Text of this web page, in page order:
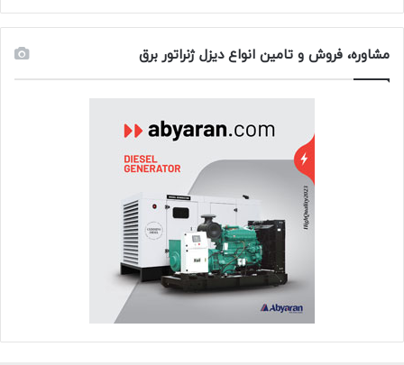
مشاوره، فروش و تامین انواع دیزل ژنراتور برق